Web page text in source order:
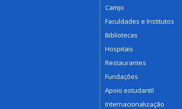
Campi
Faculdades e Institutos
Bibliotecas
Hospitais
Restaurantes
Fundações
Apoio estudantil
Internacionalização